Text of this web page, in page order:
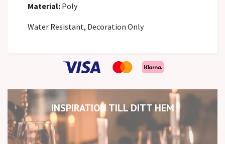
INSPIRATION TILL DITT HEM
Material: Poly
Water Resistant, Decoration Only